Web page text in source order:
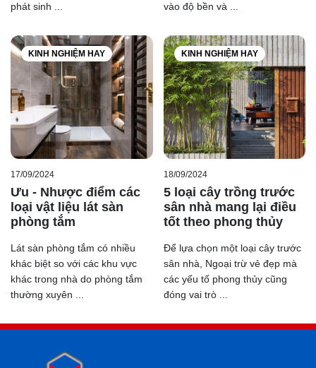
phát sinh ...
vào độ bền và ...
KINH NGHIỆM HAY
17/09/2024
Ưu - Nhược điểm các
loại vật liệu lát sàn
phòng tắm
Lát sàn phòng tắm có nhiều
khác biệt so với các khu vực
khác trong nhà do phòng tắm
thường xuyên ...
KINH NGHIỆM HAY
18/09/2024
5 loại cây trồng trước
sân nhà mang lại điều
tốt theo phong thủy
Để lựa chọn một loại cây trước
sân nhà, Ngoại trừ vẻ đẹp mà
các yếu tố phong thủy cũng
đóng vai trò ...